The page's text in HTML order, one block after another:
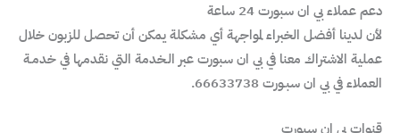
دعم عملاء بي ان سبورت 24 ساعة
لأن لدينا أفضل الخبراء لمواجهة أي مشكلة يمكن أن تحصل للزبون خلال
عملية الاشتراك معنا في بي ان سبورت عبر الـخدمة التي نقدمها في خدمـة
العملاء في بي ان سبـورت 66633738.
قنوات بي ان سبورت